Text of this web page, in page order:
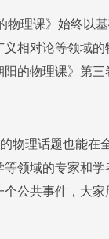
理课》始终以
相对论等领域
的物理课》第
物理话题也能
领域的专家和
公共事件，大